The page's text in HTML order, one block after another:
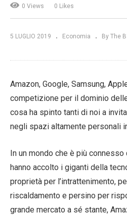
0 Views 0 Likes
5 LUGLIO 2019 Economia By The
Amazon, Google, Samsung,
competizione per il dominio
cosa ha spinto tanti di noi a
negli spazi altamente personali
In un mondo che è più
hanno accolto i giganti della
proprietà per l’intrattenimento,
riscaldamento e persino per
grande mercato a sé stante,